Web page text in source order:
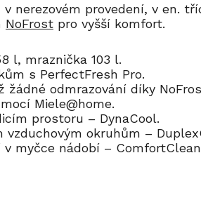
nerezovém provedení, v en.
NoFrost pro vyšší komfort.
l, mraznička 103 l.
s PerfectFresh Pro.
žádné odmrazování díky
Miele@home.
prostoru – DynaCool.
okruhům –
myčce nádobí –